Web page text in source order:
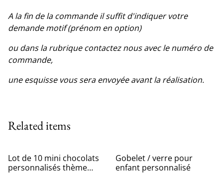
A la fin de la commande il suffit d'indiquer votre
demande motif (prénom en option)
ou dans la rubrique contactez nous avec le numéro de
commande,
une esquisse vous sera envoyée avant la réalisation.
Related items
Lot de 10 mini chocolats
personnalisés thème
Gobelet / verre pour
enfant personnalisé